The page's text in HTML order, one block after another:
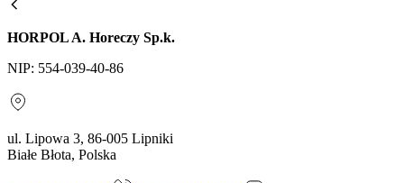
HORPOL A. Horeczy Sp.k.
NIP: 554-039-40-86
ul. Lipowa 3, 86-005 Lipniki
Białe Błota, Polska